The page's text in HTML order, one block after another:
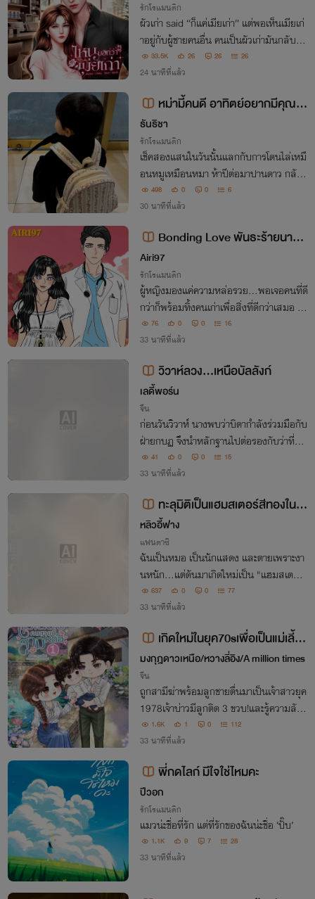
รักโรแมนติก
ผัวเก่า said “ก็แค่เมียเก่า” แต่พอเห็นเมียเก่
าอยู่กับผู้ชายคนอื่น คนเป็นผัวเก่ามันกลับมีอ
าการ ✅​หน้าตึง ✅​ขบกรามกรอดๆ ✅​หาย
ใจฟึดฟัด ✅​และหงุดหงิดอย่างไม่มีสาเหตุ
33.5K 26 26 26
24 นาทีที่แล้ว
หม่ามี้คนดี อาทิตย์อยากมีคุณลุ
งคนหล่อเป็นปะป๊า
ธันธิชา
รักโรแมนติก
เช็คสองแสนในวันนั้นแลกกับการโดนไล่เหมื
อนหมูเหมือนหมา ห้าปีต่อมาปานดาว กลับ
มาพร้อมลูกชายตัวอวบที่หน้าเหมือนเขาราว
กับก๊อปวาง เห็นใครหล่อก็เห็นเป็นพ่อหมดเ
ยัง ยังกั้บ
498 0 0 6
30 นาทีที่แล้ว
Bonding Love พันธะร้ายนายก
ะล่อน l อ่านฟรี
Airi97
รักโรแมนติก
ผู้หญิงมองแค่ความหล่อรวย...พอเจอคนที่ดี
กว่าก็พร้อมทิ้งคนเก่าเพื่อสิ่งที่ดีกว่าเสมอ จะ
นิสัยดีไปเพื่อ? ทำตัวเลว ๆ แค่ไหนสาวยังเข้
าหาไม่เคยขาด...
76 0 0 16
33 นาทีที่แล้ว
วิวาห์ลวง...เหนือบัลลังก์
เลดี้พอร์น
จีน
ก่อนวันวิวาห์ นางพบว่าบิดากำลังร่วมมือกับ
ฝ่ายกบฏ จึงนำหลักฐานไปต่อรองกับว่าที่สา
มีผู้เย็นชา แต่ใครจะรู้ว่า… **วิวาห์ที่เริ่มต้นด้
วยคำลวง จะจบลงด้วยแม่ทัพผู้ยอมวางดาบเ
41 0 0 15
33 นาทีที่แล้ว
ทะลุมิติเป็นแฮมสเตอร์สีทองในโล
กอสูร
หลิวอี้ฟาง
แฟนตาซี
ฉันเป็นหมอ เป็นนักแสดง และตายเพราะงา
นหนัก...แต่ดันมาเกิดใหม่เป็น "แฮมสเตอร์
สีทอง" ตัวจิ๋วในโลกอสูรที่ตัวเมียหายากสุดขี
ด! จนเหล่าอสูรบรรพกาลและมหาเทพอสูรร
ะดับตำนาน ต่างจ้องมองฉันตาเป็นมัน
637 0 0 77
33 นาทีที่แล้ว
เกิดใหม่ในยุค70sเพื่อเป็นแม่เลี้ยง
คนสวยที่สามีหล่อเล่ม 1
มงกุฎดาวเหนือ/หวางลี่อิง/A million times
จีน
ถูกสามีฆ่าพร้อมลูกชายตื่นมาเป็นเจ้าสาวยุค
1978เจ้าบ่าวมีลูกติด 3 ขวบ!และรู้ความลับข
องครอบครัว เพื่อเอาคืนคนชั่ว....
1.6K 1 0 112
33 นาทีที่แล้ว
พี่กดไลก์ มีใจใช่ไหมคะ
ปีวอก
รักโรแมนติก
แมวน่ะชื่อที่รัก แต่ที่รักของฉันน่ะชื่อ ‘ปั๊บ’
1.1K 9 7 28
33 นาทีที่แล้ว